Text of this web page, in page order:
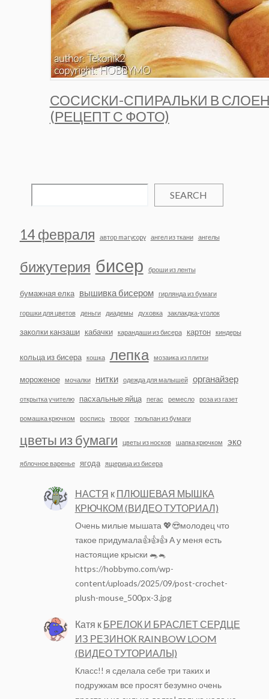
СОСИСКИ-СПИРАЛЬКИ В
(РЕЦЕПТ С ФОТО)
SEARCH
14 февраля автор marycopy ангел из ткани ангелы
бижутерия бисер броши из ленты
бумажная елка вышивка бисером гирлянда из бумаги
горшки для цветов деньги диадемы духовка заклакдка-уголок
заколки канзаши кабачки карандаши из бисера картон киндеры
кольца из бисера кошка лепка мозаика из плитки
мороженое мочалки нитки одежда для малышей органайзер
открытка учителю пасхальные яйца пегас ремесло роза из газет
ромашка крючком роспись творог тюльпан из бумаги
цветы из бумаги цветы из носков шапка крючком эко
яблочное варенье ягода ящерица из бисера
НАСТЯ к ПЛЮШЕВАЯ МЫШКА
КРЮЧКОМ (ВИДЕО ТУТОРИАЛ)
Очень милые мышата 💖😍молодец что
такое придумала👍👍👍 А у меня есть
настоящие крыски 🐀🐁
https://hobbymo.com/wp-
content/uploads/2025/09/post-crochet-
plush-mouse_500px-3.jpg
Катя к БРЕЛОК И БРАСЛЕТ СЕРДЦЕ
ИЗ РЕЗИНОК RAINBOW LOOM
(ВИДЕО ТУТОРИАЛЫ)
Класс!! я сделала себе три таких и
подружкам все просят безумно очень